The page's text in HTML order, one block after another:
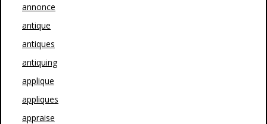
annonce
antique
antiques
antiquing
applique
appliques
appraise